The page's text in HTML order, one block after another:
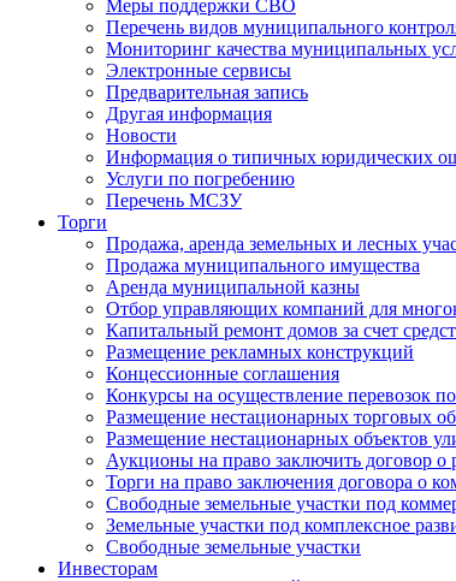
Меры поддержки СВО
Перечень видов муниципального
Мониторинг качества муниципальных
Электронные сервисы
Предварительная запись
Другая информация
Новости
Информация о типичных юридических
Услуги по погребению
Перечень МСЗУ
Торги
Продажа, аренда земельных и лесных
Продажа муниципального имущества
Аренда муниципальной казны
Отбор управляющих компаний для
Капитальный ремонт домов за счет
Размещение рекламных конструкций
Концессионные соглашения
Конкурсы на осуществление перевозок
Размещение нестационарных торговых
Размещение нестационарных объектов
Аукционы на право заключить договор о
Торги на право заключения договора о
Свободные земельные участки под
Земельные участки под комплексное
Свободные земельные участки
Инвесторам